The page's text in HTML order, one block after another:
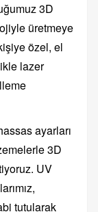
3D
üretmeye
özel, el
lazer
ayarları
3D
UV
tutularak